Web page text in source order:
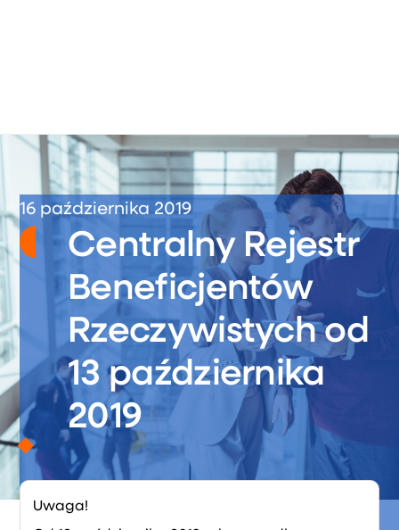
16 października 2019
Centralny Rejestr
Beneficjentów
Rzeczywistych od
13 października
2019
Uwaga!